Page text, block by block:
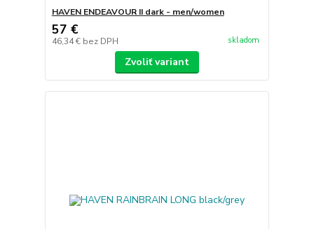
HAVEN ENDEAVOUR II dark - men/women
57 €
46,34 € bez DPH skladom
Zvoliť variant